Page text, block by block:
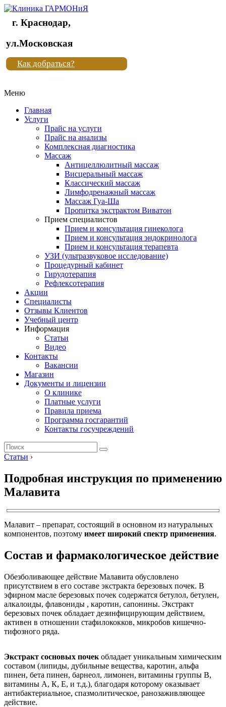
Клиника
"Новая
жизнь"
Клиника
жизнь"
г. Краснодар,
ул.Московская
Как добраться?
Меню
Главная
Услуги
Прайс на услуги
Прайс на анализы
Комплексная диагностика
Массаж
Антицеллюлитный массаж
Висцеральный массаж
Классический массаж
Лимфодренажный массаж
Массаж Гуа-Ша
Пропитка экстрактом Виватон
Прием специалистов
Прием и консультация гинеколога
Прием и консультация эндокринолога
Прием и консультация терапевта
УЗИ (ультразвуковое исследование)
Процедурный кабинет
Гирудотерапия
Рефлексотерапия
Акции
Специалисты
Отзывы Клиентов
Учебный центр
Информация
Статьи
Видео
Контакты
Вакансии
Магазин
Документы и лицензии
О клинике
Платные услуги
Правила приема
Программа госгарантий
Контакты госучреждений
Статьи ›
Подробная инструкция по применению
Малавита
Малавит – препарат, состоящий в основном из натуральных
компонентов, поэтому имеет широкий спектр применения.
Состав и фармакологическое действие
Обезболивающее действие Малавита обусловлено
присутствием в его составе экстракта березовых почек. В
эфирном масле березовых почек содержатся бетулол, бетулен,
алкалоиды, флавониды , каротин, сапонины. Экстракт
березовых почек обладает дезинфицирующим действием,
активен в отношении стафилококков, микробов кишечно-
тифозного ряда.
Экстракт сосновых почек обладает уникальным химическим
составом (липиды, дубильные вещества, каротин, альфа
пинен, бета пинен, барнеол, лимонен, витамины группы В,
витамины А, К, Е, и т.д.), благодаря которому оказывает
антибактериальное, спазмолитическое, ранозаживляющее
действие.